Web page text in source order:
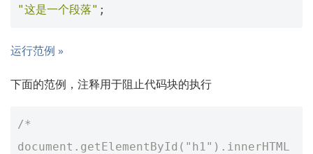
"这是一个段落" ;
运行范例 »
下面的范例，注释用于阻止代码块的执行
/*
document.getElementById("h1").innerHTML